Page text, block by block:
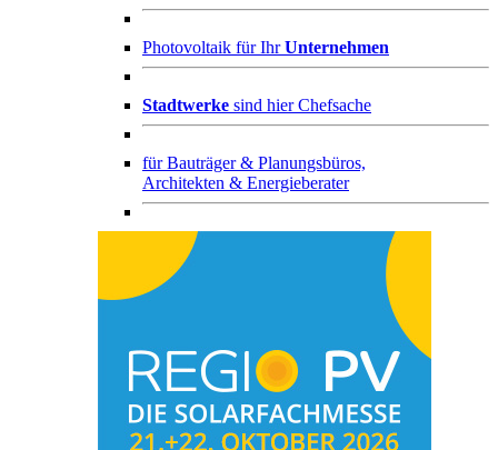
Photovoltaik für IhrUnternehmen
Stadtwerke sind hier Chefsache
fürBauträger & Planungsbüros,
Architekten & Energieberater